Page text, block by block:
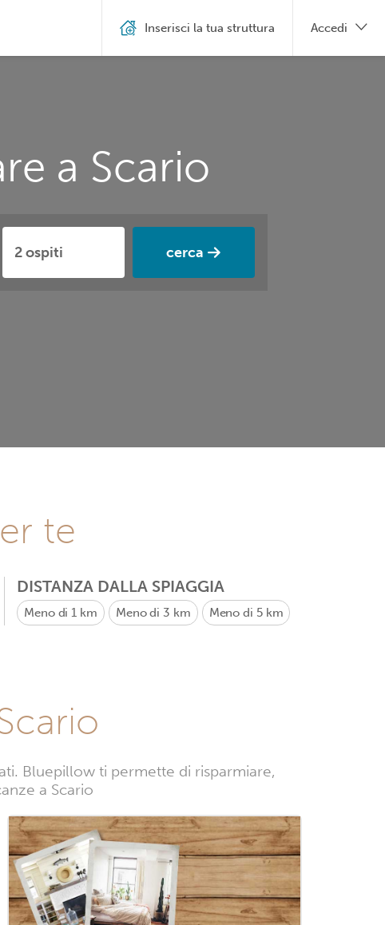
a Scario
cerca
Inserisci la tua struttura Accedi
te
DISTANZA DALLA SPIAGGIA
Meno di 1 km Meno di 3 km Meno di 5 km
Bluepillow ti permette di risparmiare,
a Scario